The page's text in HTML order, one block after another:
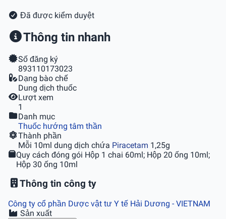
Đã được kiểm duyệt
Thông tin nhanh
Số đăng ký
893110173023
Dạng bào chế
Dung dịch thuốc
Lượt xem
1
Danh mục
Thuốc hướng tâm thần
Thành phần
Mỗi 10ml dung dịch chứa Piracetam 1,25g
Quy cách đóng gói Hộp 1 chai 60ml; Hộp 20 ống 10ml;
Hộp 30 ống 10ml
Thông tin công ty
Công ty cổ phần Dược vật tư Y tế Hải Dương - VIETNAM
Sản xuất